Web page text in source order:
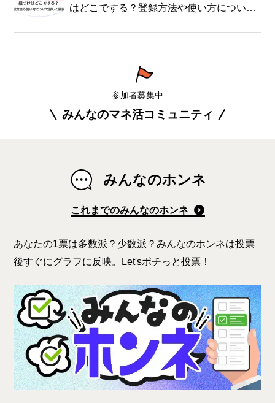
はどこでする？登録方法や使い方について
参加者募集中
みんなのマネ活コミュニティ
みんなのホンネ
これまでのみんなのホンネ
あなたの1票は多数派？少数派？みんなのホンネは投票
後すぐにグラフに反映。Let'sポチっと投票！